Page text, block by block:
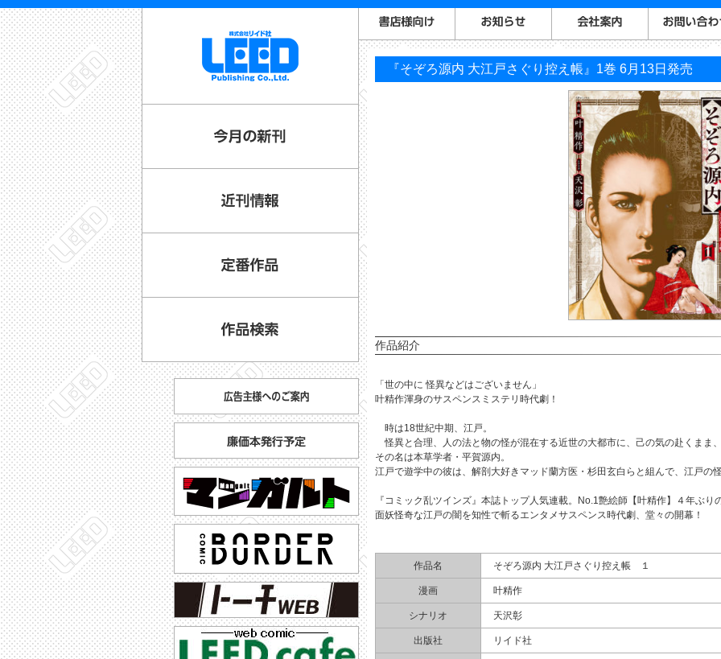
『そぞろ源内 大江戸さぐり控え帳』1巻 6月13日発売
作品紹介
「世の中に 怪異などはございません」
叶精作渾身のサスペンスミステリ時代劇！
時は18世紀中期、江戸。
怪異と合理、人の法と物の怪が混在する近世の大都市に、己の気の赴くまま
その名は本草学者・平賀源内。
江戸で遊学中の彼は、解剖大好きマッド蘭方医・杉田玄白らと組んで、江戸の
『コミック乱ツインズ』本誌トップ人気連載。No.1艶絵師【叶精作】４年ぶり
面妖怪奇な江戸の闇を知性で斬るエンタメサスペンス時代劇、堂々の開幕！
作品名 そぞろ源内 大江戸さぐり控え帳 １
漫画 叶精作
シナリオ 天沢彰
出版社 リイド社